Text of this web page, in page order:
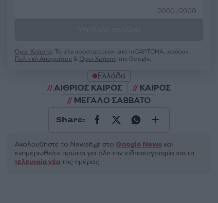
2000 /2000
Όροι Χρήσης. Το site προστατεύεται από reCAPTCHA, ισχύουν
Πολιτική Απορρήτου &Όροι Χρήσης της Google.
Ελλάδα
ΑΙΘΡΙΟΣ ΚΑΙΡΟΣ
ΚΑΙΡΟΣ
ΜΕΓΑΛΟ ΣΑΒΒΑΤΟ
Share:
Ακολουθήστε το Νewsit.gr στο Google News και
ενημερωθείτε πρώτοι για όλη την ειδησεογραφία και τα
τελευταία νέα της ημέρας